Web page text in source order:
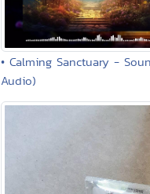
• Calming Sanctuary -
Audio)